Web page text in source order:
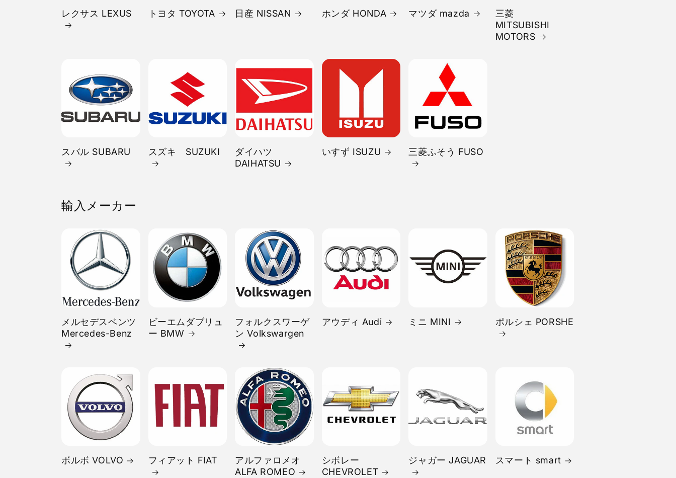
レクサス LEXUS トヨタ TOYOTA 日産 NISSAN ホンダ HONDA マツダ mazda
三菱
MITSUBISHI
MOTORS
スバル SUBARU スズキ SUZUKI
ダイハツ
DAIHATSU
いすず ISUZU 三菱ふそう FUSO
輸入メーカー
メルセデスベンツ
Mercedes-Benz
ビーエムダブリュ
ー BMW
フォルクスワーゲ
ン Volkswargen
アウディ Audi ミニ MINI ポルシェ PORSHE
ボルボ VOLVO フィアット FIAT
アルファロメオ
ALFA ROMEO
シボレー
CHEVROLET
ジャガー JAGUAR スマート smart